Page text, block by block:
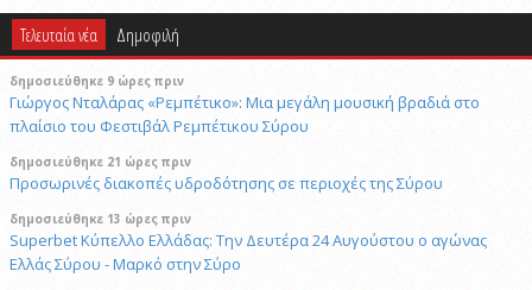
Τελευταία νέα Δημοφιλή
δημοσιεύθηκε 9 ώρες πριν
Γιώργος Νταλάρας «Ρεμπέτικο»: Μια μεγάλη μουσική βραδιά στο
πλαίσιο του Φεστιβάλ Ρεμπέτικου Σύρου
δημοσιεύθηκε 21 ώρες πριν
Προσωρινές διακοπές υδροδότησης σε περιοχές της Σύρου
δημοσιεύθηκε 13 ώρες πριν
Superbet Κύπελλο Ελλάδας: Την Δευτέρα 24 Αυγούστου ο αγώνας
Ελλάς Σύρου - Μαρκό στην Σύρο